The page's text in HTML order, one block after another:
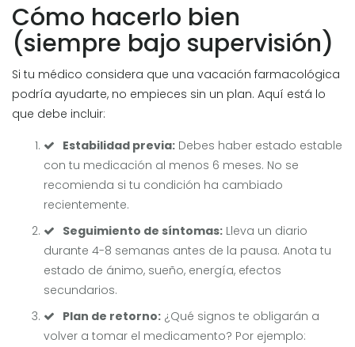
Cómo hacerlo bien
(siempre bajo supervisión)
Si tu médico considera que una vacación farmacológica
podría ayudarte, no empieces sin un plan. Aquí está lo
que debe incluir:
Estabilidad previa: Debes haber estado estable
con tu medicación al menos 6 meses. No se
recomienda si tu condición ha cambiado
recientemente.
Seguimiento de síntomas: Lleva un diario
durante 4-8 semanas antes de la pausa. Anota tu
estado de ánimo, sueño, energía, efectos
secundarios.
Plan de retorno: ¿Qué signos te obligarán a
volver a tomar el medicamento? Por ejemplo: